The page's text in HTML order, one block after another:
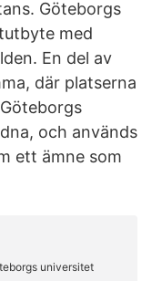
Göteborgs
med
En del av
där platserna
och används
ett ämne som